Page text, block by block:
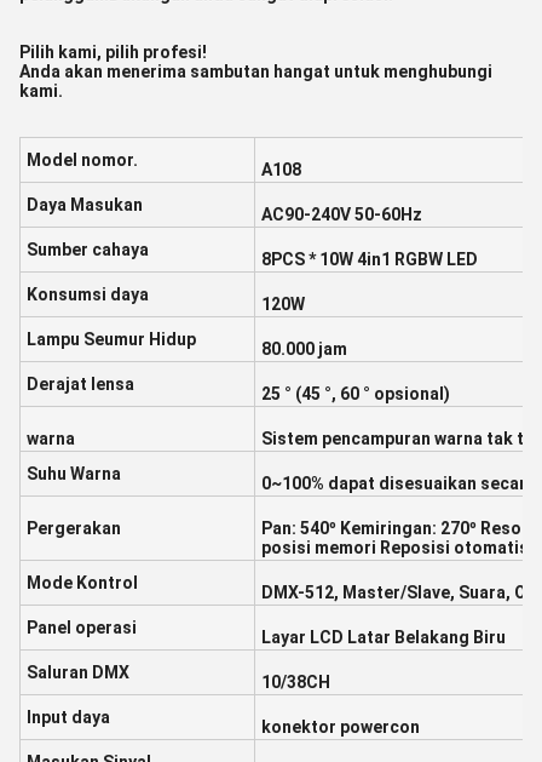
Pilih kami, pilih profesi!
Anda akan menerima sambutan hangat untuk menghubungi
kami.
Model nomor.
A108
Daya Masukan
AC90-240V 50-60Hz
Sumber cahaya
8PCS * 10W 4in1 RGBW LED
Konsumsi daya
120W
Lampu Seumur Hidup
80.000 jam
Derajat lensa
25 ° (45 °, 60 ° opsional)
warna
Sistem pencampuran warna tak
Suhu Warna
0~100% dapat disesuaikan
Pergerakan
Pan: 540º Kemiringan: 270º
posisi memori Reposisi otomatis
Mode Kontrol
DMX-512, Master/Slave, Suara,
Panel operasi
Layar LCD Latar Belakang Biru
Saluran DMX
10/38CH
Input daya
konektor powercon